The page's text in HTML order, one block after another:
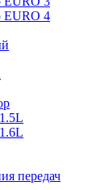
EURO 4
передач